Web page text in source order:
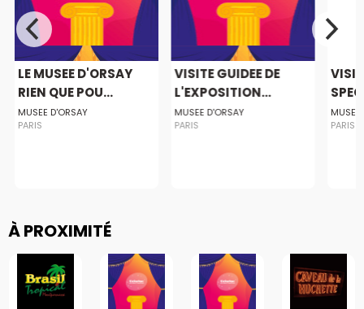
LE MUSEE D'ORSAY
RIEN QUE POU...
MUSEE D'ORSAY
PARIS
VISITE GUIDEE DE
L'EXPOSITION...
MUSEE D'ORSAY
PARIS
MUSEE
PARIS
À PROXIMITÉ